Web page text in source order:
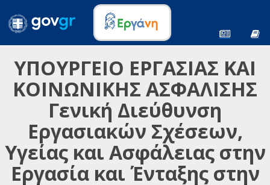
ΥΠΟΥΡΓΕΙΟ ΕΡΓΑΣΙΑΣ ΚΑΙ
ΚΟΙΝΩΝΙΚΗΣ ΑΣΦΑΛΙΣΗΣ
Γενική Διεύθυνση
Εργασιακών Σχέσεων,
Υγείας και Ασφάλειας στην
Εργασία και Ένταξης στην